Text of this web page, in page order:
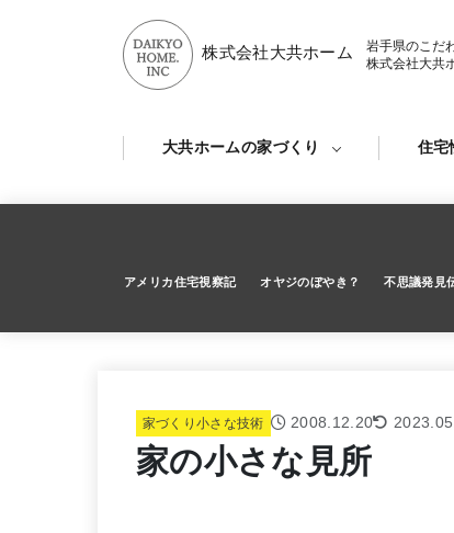
株式会社大共ホーム
岩手県のこだ
株式会社大共
大共ホームの家づくり 住宅
アメリカ住宅視察記 オヤジのぼやき？ 不思議発見
家づくり小さな技術 2008.12.20
家の小さな見所